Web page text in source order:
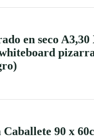
en seco
90 x